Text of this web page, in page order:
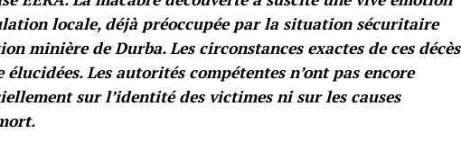
locale, déjà préoccupée par la situation sécuritaire
minière de Durba. Les circonstances exactes de ces décès
élucidées. Les autorités compétentes n’ont pas encore
sur l’identité des victimes ni sur les causes